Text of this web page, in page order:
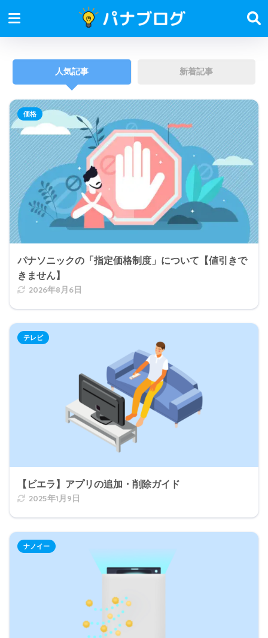
人気記事 新着記事
パナソニックの「指定価格制度」について【値引きで
きません】
2026年8月6日
価格
【ビエラ】アプリの追加・削除ガイド
2025年1月9日
テレビ
ナノイー